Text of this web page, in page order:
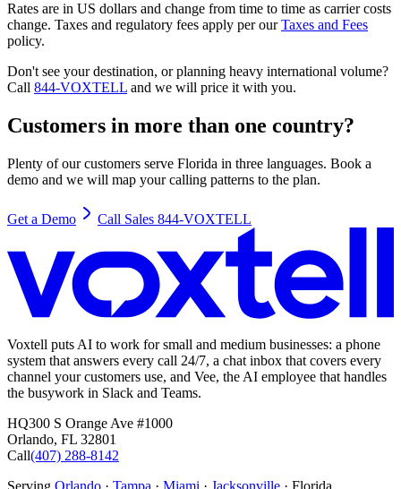
Rates are in US dollars and change from time to time as carrier costs
change. Taxes and regulatory fees apply per our Taxes and Fees
policy.
Don't see your destination, or planning heavy international volume?
Call 844-VOXTELL and we will price it with you.
Customers in more than one country?
Plenty of our customers serve Florida in three languages. Book a
demo and we will map your calling patterns to the plan.
Get a Demo Call Sales 844-VOXTELL
Voxtell puts AI to work for small and medium businesses: a phone
system that answers every call 24/7, a chat inbox that covers every
channel your customers use, and Vee, the AI employee that handles
the busywork in Slack and Teams.
HQ300 S Orange Ave #1000
Orlando, FL 32801
Call(407) 288-8142